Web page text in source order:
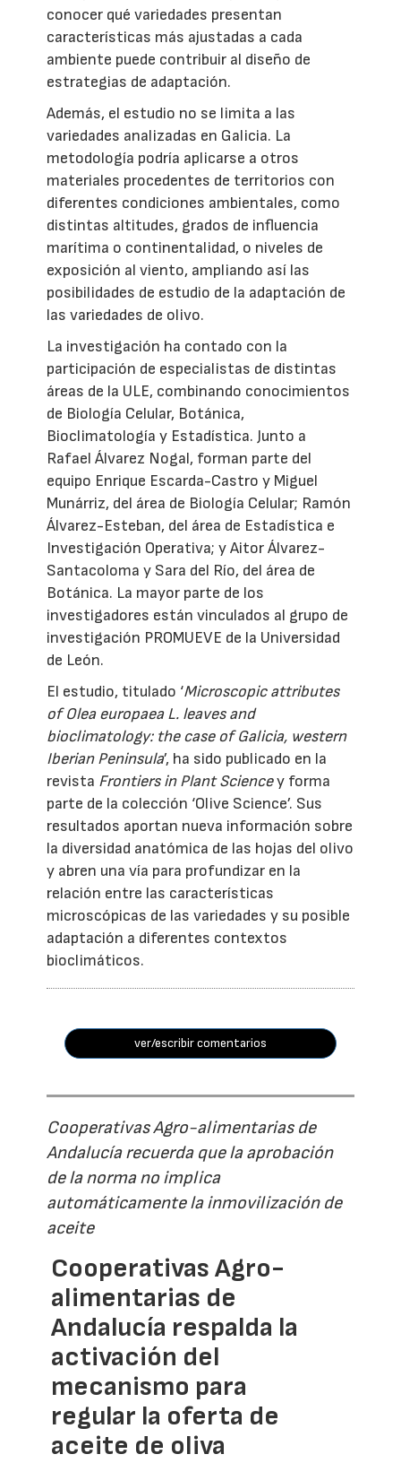
conocer qué variedades presentan
características más ajustadas a cada
ambiente puede contribuir al diseño de
estrategias de adaptación.
Además, el estudio no se limita a las
variedades analizadas en Galicia. La
metodología podría aplicarse a otros
materiales procedentes de territorios con
diferentes condiciones ambientales, como
distintas altitudes, grados de influencia
marítima o continentalidad, o niveles de
exposición al viento, ampliando así las
posibilidades de estudio de la adaptación de
las variedades de olivo.
La investigación ha contado con la
participación de especialistas de distintas
áreas de la ULE, combinando conocimientos
de Biología Celular, Botánica,
Bioclimatología y Estadística. Junto a
Rafael Álvarez Nogal, forman parte del
equipo Enrique Escarda-Castro y Miguel
Munárriz, del área de Biología Celular; Ramón
Álvarez-Esteban, del área de Estadística e
Investigación Operativa; y Aitor Álvarez-
Santacoloma y Sara del Río, del área de
Botánica. La mayor parte de los
investigadores están vinculados al grupo de
investigación PROMUEVE de la Universidad
de León.
El estudio, titulado ‘Microscopic attributes
of Olea europaea L. leaves and
bioclimatology: the case of Galicia, western
Iberian Peninsula’, ha sido publicado en la
revista Frontiers in Plant Sciencey forma
parte de la colección ‘Olive Science’. Sus
resultados aportan nueva información sobre
la diversidad anatómica de las hojas del olivo
y abren una vía para profundizar en la
relación entre las características
microscópicas de las variedades y su posible
adaptación a diferentes contextos
bioclimáticos.
ver/escribir comentarios
Cooperativas Agro-alimentarias de
Andalucía recuerda que la aprobación
de la norma no implica
automáticamente la inmovilización de
aceite
Cooperativas Agro-
alimentarias de
Andalucía respalda la
activación del
mecanismo para
regular la oferta de
aceite de oliva